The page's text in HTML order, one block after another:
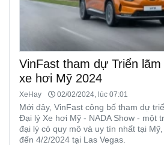
VinFast tham dự Triển
xe hơi Mỹ 2024
XeHay 02/02/2024, lúc 07:01
Mới đây, VinFast công bố tham dự
Đại lý Xe hơi Mỹ - NADA Show - một
đại lý có quy mô và uy tín nhất tại
đến 4/2/2024 tại Las Vegas.